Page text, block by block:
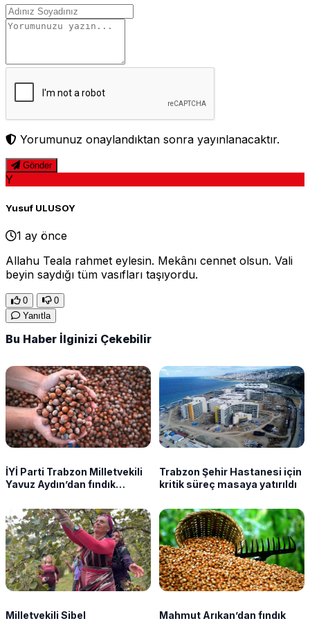
Yorumunuz onaylandıktan sonra yayınlanacaktır.
Gönder
Y
Yusuf ULUSOY
1 ay önce
Allahu Teala rahmet eylesin. Mekânı cennet olsun. Vali
beyin saydığı tüm vasıfları taşıyordu.
0
0
Yanıtla
Bu Haber İlginizi Çekebilir
İYİ Parti Trabzon Milletvekili
Yavuz Aydın’dan fındık
Trabzon Şehir Hastanesi için
kritik süreç masaya yatırıldı
Milletvekili Sibel
Mahmut Arıkan’dan fındık